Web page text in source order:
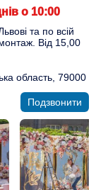
о 10:00
та по всій
Від 15,00
область, 79000
Подзвонити